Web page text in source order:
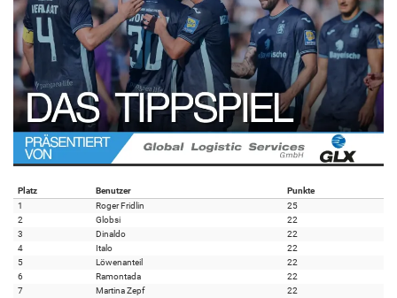
Platz Benutzer
Punkte
1
Roger Fridlin
25
2
Globsi
22
3
Dinaldo
22
4
Italo
22
5
Löwenanteil
22
6
Ramontada
22
7
Martina Zepf
22